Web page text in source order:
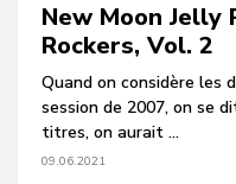
New Moon Jelly
Rockers, Vol. 2
Quand on considère les
session de 2007, on se
titres, on aurait ...
09.06.2021